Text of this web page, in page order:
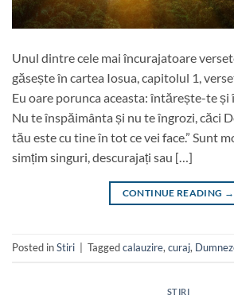
Unul dintre cele mai încurajatoare
găsește în cartea Iosua, capitolul 1,
Eu oare porunca aceasta: întărește-te
Nu te înspăimânta și nu te îngrozi, căci
tău este cu tine în tot ce vei face.” Sunt
simțim singuri, descurajați sau […]
CONTINUE READING →
Posted inStiri Taggedcalauzire, curaj,
STIRI